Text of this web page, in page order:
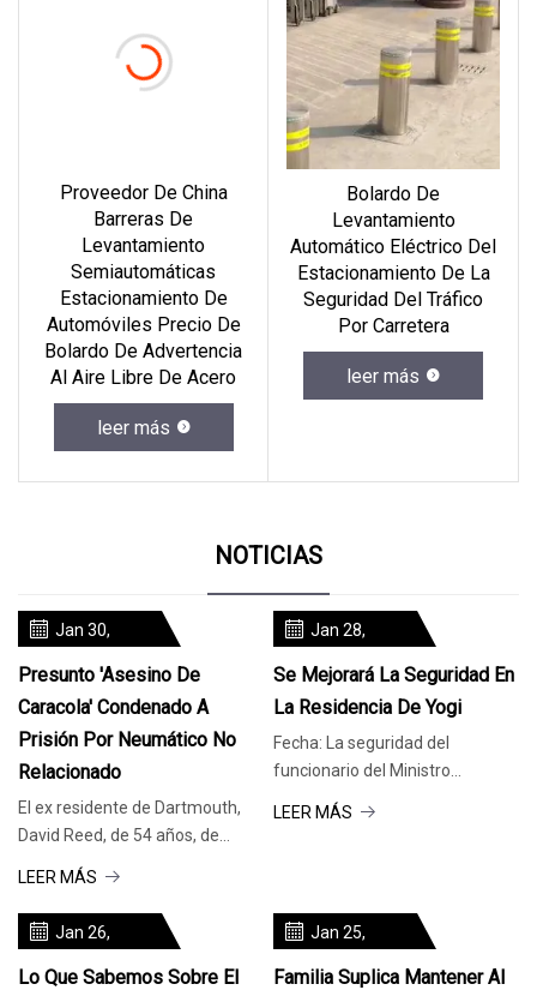
Proveedor De China
Barreras De
Levantamiento
Semiautomáticas
Estacionamiento De
Automóviles Precio De
Bolardo De Advertencia
Al Aire Libre De Acero
leer más
Bolardo De
Levantamiento
Automático Eléctrico Del
Estacionamiento De La
Seguridad Del Tráfico
Por Carretera
leer más
NOTICIAS
Jan 30,
Presunto 'asesino De
Caracola' Condenado A
Prisión Por Neumático No
Relacionado
El ex residente de Dartmouth,
David Reed, de 54 años, de
quien se sospecha que asesinó
LEER MÁS
Jan 28,
Se Mejorará La Seguridad En
La Residencia De Yogi
Fecha: La seguridad del
funcionario del Ministro
Principal de Uttar Pradesh, Yogi
LEER MÁS
Jan 26,
Lo Que Sabemos Sobre El
Jan 25,
Familia Suplica Mantener Al